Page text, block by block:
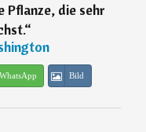
Pflanze, die sehr
“
WhatsApp Bild